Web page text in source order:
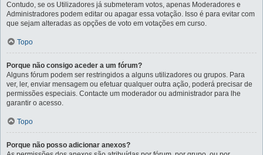
Contudo, se os Utilizadores já submeteram votos, apenas Moderadores e
Administradores podem editar ou apagar essa votação. Isso é para evitar com
que sejam alteradas as opções de voto em votações em curso.
Topo
Porque não consigo aceder a um fórum?
Alguns fórum podem ser restringidos a alguns utilizadores ou grupos. Para
ver, ler, enviar mensagem ou efetuar qualquer outra ação, poderá precisar de
permissões especiais. Contacte um moderador ou administrador para lhe
garantir o acesso.
Topo
Porque não posso adicionar anexos?